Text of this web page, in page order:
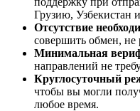
Грузию, Узбекистан
Отсутствие
совершить обмен, не
Минимальная
направлений не
Круглосуточный
чтобы вы могли
любое время.